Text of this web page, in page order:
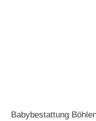
Babybestattung